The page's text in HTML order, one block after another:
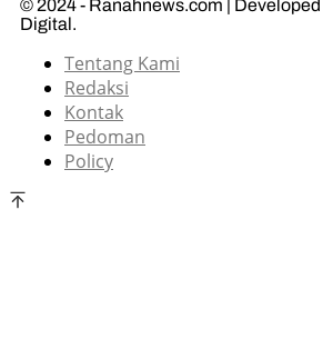
© 2024 - Ranahnews.com |
Digital.
Tentang Kami
Redaksi
Kontak
Pedoman
Policy